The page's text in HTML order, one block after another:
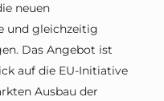
neuen
und gleichzeitig
Das Angebot ist
auf die EU-Initiative
Ausbau der